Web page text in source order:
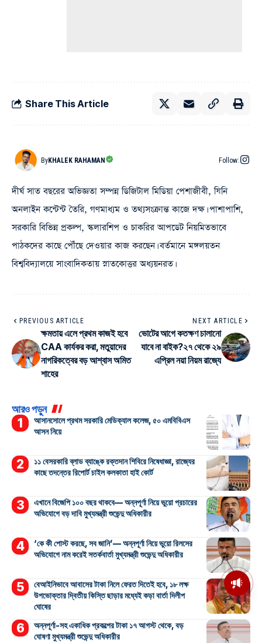
Share This Article
ByKHALEK RAHAMAN Follow:
দীর্ঘ সাত বছরের অভিজ্ঞতা সম্পন্ন ডিজিটাল মিডিয়া পেশাজীবী, যিনি
অনলাইন কন্টেন্ট তৈরি, গণমাধ্যম ও তথ্যসংক্রান্ত কাজে দক্ষ। পাশাপাশি,
সরকারি বিভিন্ন প্রকল্প, স্কলারশিপ ও চাকরির আপডেট নিয়মিতভাবে
পাঠকদের কাছে পৌঁছে দেওয়ার কাজ করছেন। বর্তমানে মঙ্গলয়তন
বিশ্ববিদ্যালয়ে সাংবাদিকতায় স্নাতকোত্তর অধ্যয়নরত।
PREVIOUS ARTICLE
ক্ষমতায় এলে প্রথম কাজই হবে
CAA কার্যকর করা, মতুয়াদের
নাগরিকত্বের বড় আশ্বাস অমিত
শাহের
NEXT ARTICLE
ভোটের আগে কতক্ষণ চালানো
যাবে না বাইক?২৭ থেকে ২৯
এপ্রিল নয়া নিয়ম রাজ্যে
আরও পড়ুন
আসানসোলে প্রথম সরকারি মেডিক্যাল কলেজ, ৫০ এমবিবিএস
আসন নিয়ে
১১ বেসরকারি ব্লাড ব্যাঙ্কে রক্তদান শিবিরে নিষেধাজ্ঞা, রাজ্যের
কাছে তদন্তের রিপোর্ট চাইল কলকাতা হাই কোর্ট
এখানে বিজেপি ১০০ বছর থাকবে— অন্নপূর্ণা নিয়ে ভুয়ো প্রচারের
অভিযোগে বড় দাবি মুখ্যমন্ত্রী শুভেন্দু অধিকারীর
‘কে কী পোস্ট করছে, সব জানি’— অন্নপূর্ণা নিয়ে ভুয়ো রিলসের
অভিযোগে নাম করেই সতর্কবার্তা মুখ্যমন্ত্রী শুভেন্দু অধিকারীর
বেআইনিভাবে আবাসের টাকা নিলে ফেরত দিতেই হবে, ১৮ লক্ষ
উপভোক্তার দ্বিতীয় কিস্তি ছাড়ার মধ্যেই কড়া বার্তা দিলীপ
ঘোষের
অন্নপূর্ণা-সহ একাধিক প্রকল্পের টাকা ১৭ আগস্ট থেকে, বড়
ঘোষণা মুখ্যমন্ত্রী শুভেন্দু অধিকারীর
ডিজিপির কাছে জবাব চাইলেন নওশাদ
সিদ্দিকী; ব্যাখ্যা না মিললে আইনি পদক্ষেপের